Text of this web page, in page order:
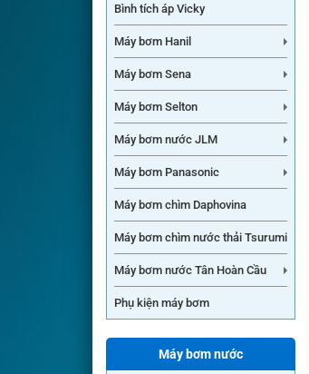
Bình tích áp Vicky
Máy bơm Hanil
Máy bơm Sena
Máy bơm Selton
Máy bơm nước JLM
Máy bơm Panasonic
Máy bơm chìm Daphovina
Máy bơm chìm nước thải Tsurumi
Máy bơm nước Tân Hoàn Cầu
Phụ kiện máy bơm
Máy bơm nước